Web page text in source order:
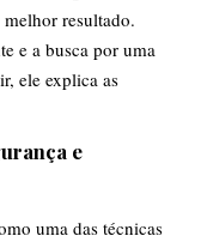
resultado.
e a busca por uma
ele explica as
e
uma das técnicas